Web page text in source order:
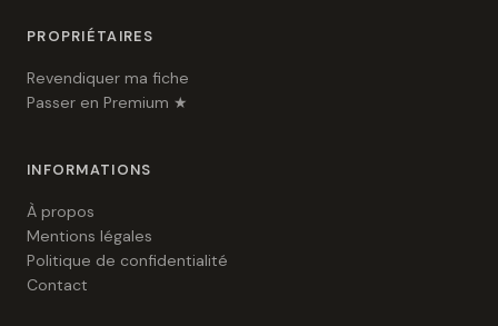
PROPRIÉTAIRES
Revendiquer ma fiche
Passer en Premium ★
INFORMATIONS
À propos
Mentions légales
Politique de confidentialité
Contact